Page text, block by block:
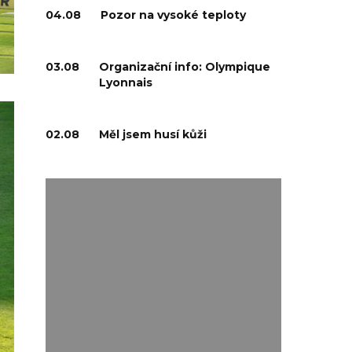
04.08 Pozor na vysoké teploty
03.08
Organizační info: Olympique
Lyonnais
02.08 Měl jsem husí kůži